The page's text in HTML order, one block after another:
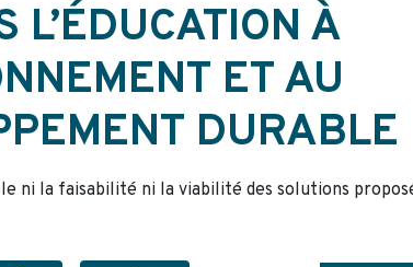
L’ÉDUCATION À
ET AU
DURABLE
ni la faisabilité ni la viabilité des solutions